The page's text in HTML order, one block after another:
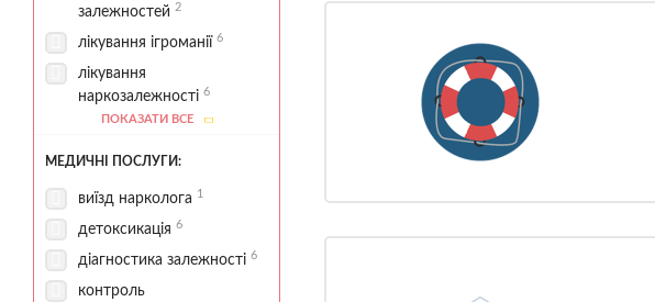
залежностей 2
лікування ігроманії 6
лікування
наркозалежності 6
лікування
ПОКАЗАТИ ВСЕ
МЕДИЧНІ ПОСЛУГИ:
виїзд нарколога 1
детоксикація 6
діагностика залежності 6
контроль